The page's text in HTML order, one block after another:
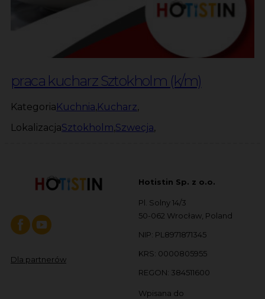
praca kucharz Sztokholm (k/m)
Kategoria Kuchnia,Kucharz,
LokalizacjaSztokholm,Szwecja,
Dla partnerów
Hotistin Sp. z o.o.
Pl. Solny 14/3
50-062 Wrocław, Poland
NIP: PL8971871345
KRS: 0000805955
REGON: 384511600
Wpisana do